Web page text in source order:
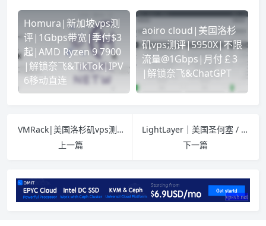
Homura|新加坡vps测
评|1Gbps带宽|季付$3
起|AMD Ryzen 9 7900
|解锁奈飞&TikTok|IPV
6移动直连
aoiro cloud|美国洛杉
矶vps测评|5950X|不限
流量@1Gbps|月付￡3
|解锁奈飞&ChatGPT
VMRack|美国洛杉矶vps测评|三网精品|CN2+9929+CMIN2|最高500Mbps带宽|原生IP|解锁奈飞&ChatGPT&TikTok
上一篇
LightLayer｜美国圣何塞 / 阿什本 / 香港｜云机 $4.9/月起｜独服 $60 起｜2025 年末双旦促销
下一篇
网络质量